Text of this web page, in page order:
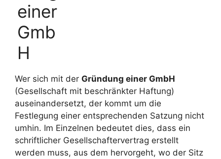
Wer sich mit der Gründung einer GmbH
(Gesellschaft mit beschränkter Haftung)
auseinandersetzt, der kommt um die
Festlegung einer entsprechenden Satzung nicht
umhin. Im Einzelnen bedeutet dies, dass ein
schriftlicher Gesellschaftervertrag erstellt
werden muss, aus dem hervorgeht, wo der Sitz